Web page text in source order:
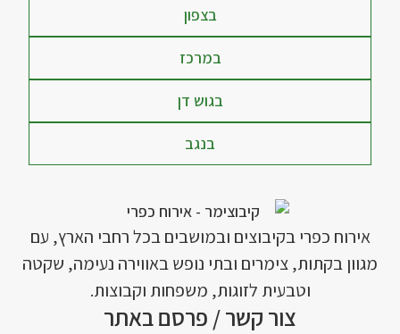
בצפון
במרכז
בגוש דן
בנגב
אירוח כפרי בקיבוצים ובמושבים בכל רחבי הארץ, עם
מגוון בקתות, צימרים ובתי נופש באווירה נעימה, שקטה
וטבעית לזוגות, משפחות וקבוצות.
צור קשר / פרסם באתר